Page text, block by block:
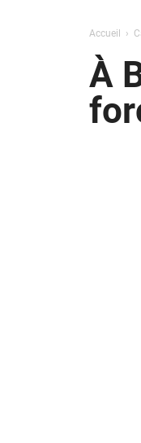
Accueil
À